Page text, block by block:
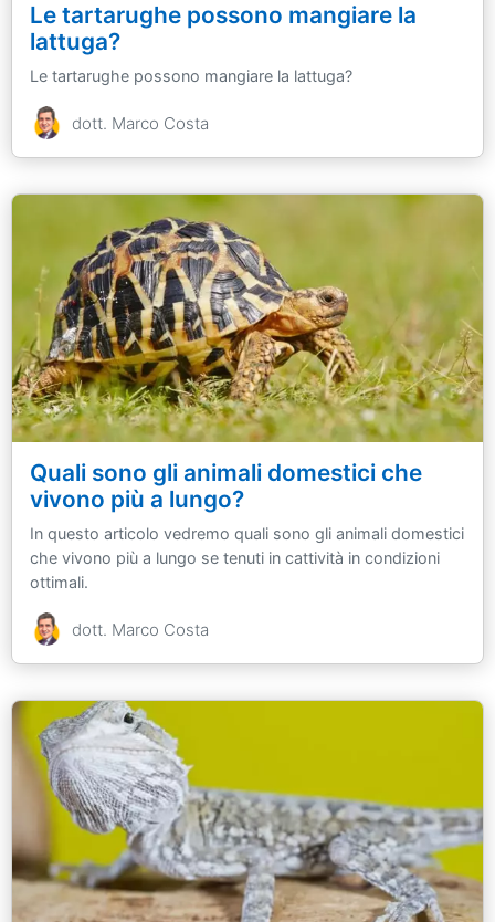
Le tartarughe possono mangiare la
lattuga?
Le tartarughe possono mangiare la lattuga?
dott. Marco Costa
Quali sono gli animali domestici che
vivono più a lungo?
In questo articolo vedremo quali sono gli animali domestici
che vivono più a lungo se tenuti in cattività in condizioni
ottimali.
dott. Marco Costa